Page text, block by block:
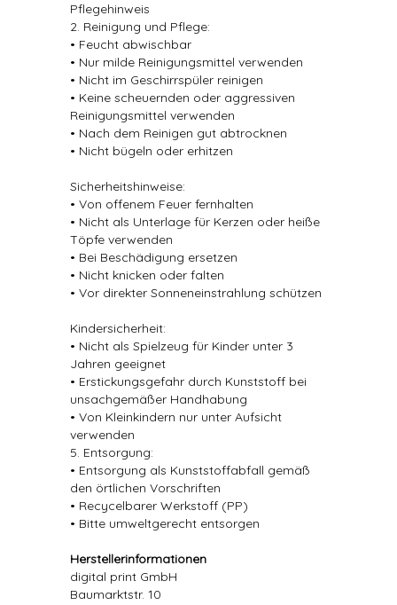
Pflegehinweis
2. Reinigung und Pflege:
• Feucht abwischbar
• Nur milde Reinigungsmittel verwenden
• Nicht im Geschirrspüler reinigen
• Keine scheuernden oder aggressiven
Reinigungsmittel verwenden
• Nach dem Reinigen gut abtrocknen
• Nicht bügeln oder erhitzen
Sicherheitshinweise:
• Von offenem Feuer fernhalten
• Nicht als Unterlage für Kerzen oder heiße
Töpfe verwenden
• Bei Beschädigung ersetzen
• Nicht knicken oder falten
• Vor direkter Sonneneinstrahlung schützen
Kindersicherheit:
• Nicht als Spielzeug für Kinder unter 3
Jahren geeignet
• Erstickungsgefahr durch Kunststoff bei
unsachgemäßer Handhabung
• Von Kleinkindern nur unter Aufsicht
verwenden
5. Entsorgung:
• Entsorgung als Kunststoffabfall gemäß
den örtlichen Vorschriften
• Recycelbarer Werkstoff (PP)
• Bitte umweltgerecht entsorgen
Herstellerinformationen
digital print GmbH
Baumarktstr. 10